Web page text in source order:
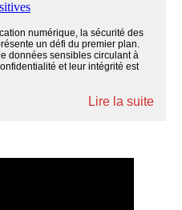
numérique, la sécurité des
un défi du premier plan.
données sensibles circulant à
et leur intégrité est
Lire la suite